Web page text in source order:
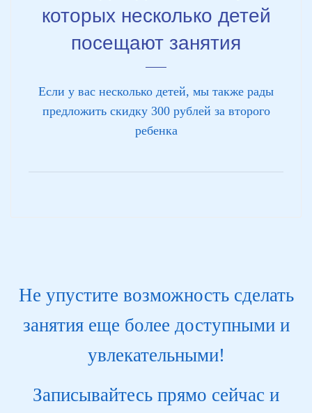
которых несколько детей
посещают занятия
Если у вас несколько детей, мы также рады
предложить скидку 300 рублей за второго
ребенка
Не упустите возможность сделать
занятия еще более доступными и
увлекательными!
Записывайтесь прямо сейчас и